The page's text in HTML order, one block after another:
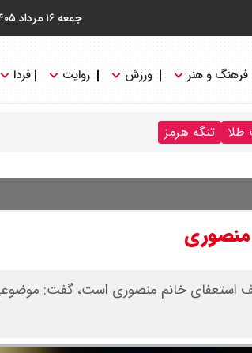
جمعه ۱۶ مرداد ۱۴۰۵
فرهنگ و هنر ورزش روایت فردا
طلا تنگه هرمز
منصوری
استعفای خانم منصوری است، گفت: